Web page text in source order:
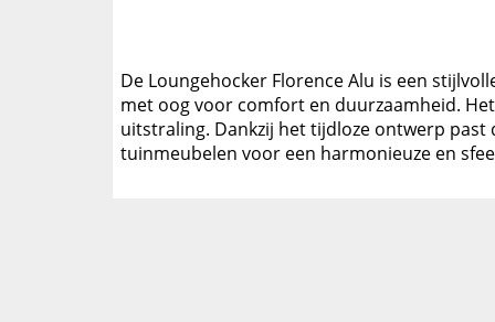
De Loungehocker Florence Alu is een
met oog voor comfort en duurzaamheid.
uitstraling. Dankzij het tijdloze ontwerp
tuinmeubelen voor een harmonieuze en